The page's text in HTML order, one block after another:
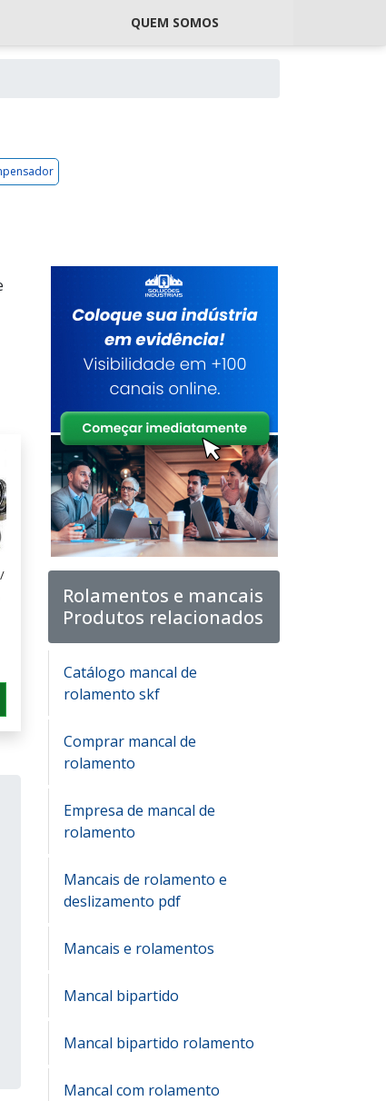
QUEM SOMOS
Rolamentos e mancais
Produtos relacionados
Catálogo mancal de
rolamento skf
Comprar mancal de
rolamento
Empresa de mancal de
rolamento
Mancais de rolamento e
deslizamento pdf
Mancais e rolamentos
Mancal bipartido
Mancal bipartido rolamento
Mancal com rolamento